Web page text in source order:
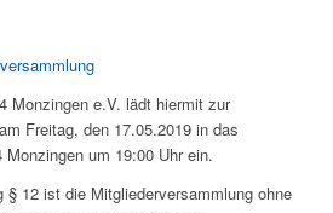
Monzingen e.V. lädt hiermit zur
Freitag, den 17.05.2019 in das
um 19:00 Uhr ein.
§ 12 ist die Mitgliederversammlung ohne